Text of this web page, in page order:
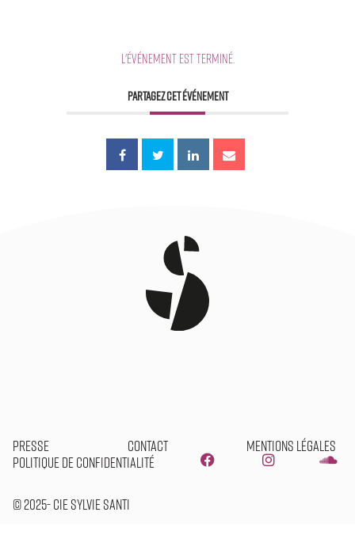
L'événement est terminé.
PARTAGEZ CET ÉVÉNEMENT
Presse Contact
Mentions légales
Politique de confidentialité
© 2025- Cie Sylvie Santi